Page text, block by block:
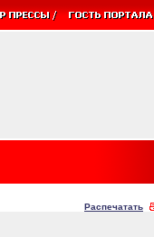
Распечатать